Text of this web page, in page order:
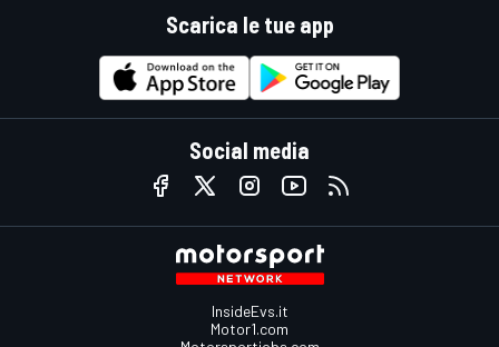
Scarica le tue app
Social media
InsideEvs.it
Motor1.com